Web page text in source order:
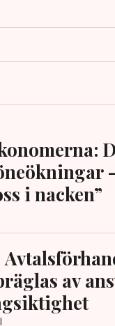
i nacken”
av